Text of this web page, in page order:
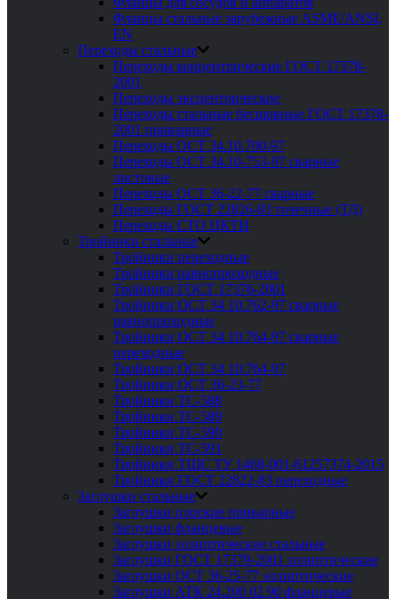
Фланцы стальные зарубежные ASME/ANSI,
EN
Переходы стальные
Переходы концентрические ГОСТ 17378-
2001
Переходы эксцентрические
Переходы стальные бесшовные ГОСТ 17378-
2001 приварные
Переходы ОСТ 34.10.700-97
Переходы ОСТ 34.10-753-97 сварные
листовые
Переходы ОСТ 36-22-77 сварные
Переходы ГОСТ 22826-83 точечные (ТД)
Переходы СТО ЦКТИ
Тройники стальные
Тройники переходные
Тройники равнопроходные
Тройники ГОСТ 17376-2001
Тройники ОСТ 34 10.762-97 сварные
равнопроходные
Тройники ОСТ 34 10.764-97 сварные
переходные
Тройники ОСТ 34 10.764-97
Тройники ОСТ 36-23-77
Тройники ТС-588
Тройники ТС-589
Тройники ТС-590
Тройники ТС-591
Тройники ТШС ТУ 1468-001-61257374-2015
Тройники ГОСТ 22822-83 переходные
Заглушки стальные
Заглушки плоские приварные
Заглушки фланцевые
Заглушки эллиптические стальные
Заглушки ГОСТ 17379-2001 эллиптические
Заглушки ОСТ 36-25-77 эллиптические
Заглушки АТК 24.200 02 90 фланцевые